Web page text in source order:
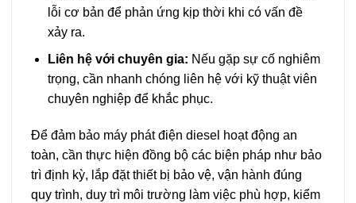
lỗi cơ bản để phản ứng kịp thời khi có vấn đề
xảy ra.
Liên hệ với chuyên gia: Nếu gặp sự cố nghiêm
trọng, cần nhanh chóng liên hệ với kỹ thuật viên
chuyên nghiệp để khắc phục.
Để đảm bảo máy phát điện diesel hoạt động an
toàn, cần thực hiện đồng bộ các biện pháp như bảo
trì định kỳ, lắp đặt thiết bị bảo vệ, vận hành đúng
quy trình, duy trì môi trường làm việc phù hợp, kiểm